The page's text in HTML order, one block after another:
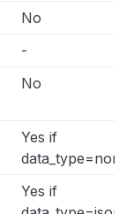
No
-
No
Yes if
Yes if